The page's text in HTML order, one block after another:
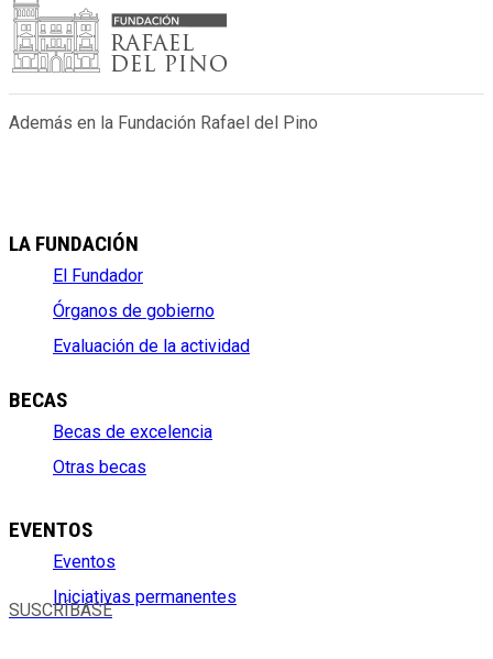
Además en la Fundación Rafael del Pino
LA FUNDACIÓN
El Fundador
Órganos de gobierno
Evaluación de la actividad
BECAS
Becas de excelencia
Otras becas
EVENTOS
Eventos
Iniciativas permanentes
SUSCRÍBASE